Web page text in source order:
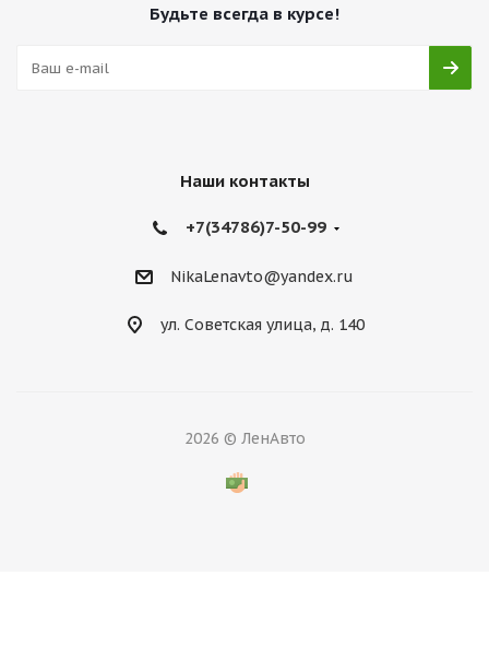
Будьте всегда в курсе!
Наши контакты
+7(34786)7-50-99
NikaLenavto@yandex.ru
ул. Советская улица, д. 140
2026 © ЛенАвто